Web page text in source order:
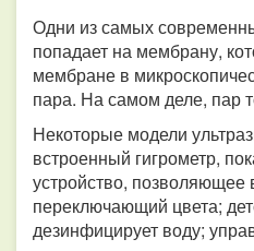
Одни из самых
попадает на мембрану,
мембране в
пара. На самом деле, пар
Некоторые модели
встроенный гигрометр,
устройство, позволяющее
переключающий цвета;
дезинфицирует воду;